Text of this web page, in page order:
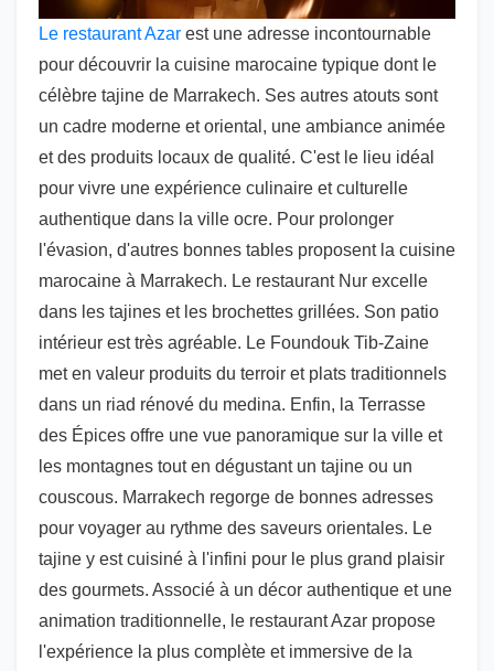
Le restaurant Azar est une adresse incontournable
pour découvrir la cuisine marocaine typique dont le
célèbre tajine de Marrakech. Ses autres atouts sont
un cadre moderne et oriental, une ambiance animée
et des produits locaux de qualité. C'est le lieu idéal
pour vivre une expérience culinaire et culturelle
authentique dans la ville ocre. Pour prolonger
l'évasion, d'autres bonnes tables proposent la cuisine
marocaine à Marrakech. Le restaurant Nur excelle
dans les tajines et les brochettes grillées. Son patio
intérieur est très agréable. Le Foundouk Tib-Zaine
met en valeur produits du terroir et plats traditionnels
dans un riad rénové du medina. Enfin, la Terrasse
des Épices offre une vue panoramique sur la ville et
les montagnes tout en dégustant un tajine ou un
couscous. Marrakech regorge de bonnes adresses
pour voyager au rythme des saveurs orientales. Le
tajine y est cuisiné à l'infini pour le plus grand plaisir
des gourmets. Associé à un décor authentique et une
animation traditionnelle, le restaurant Azar propose
l'expérience la plus complète et immersive de la